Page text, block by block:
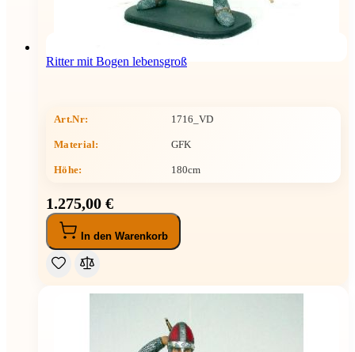
Ritter mit Bogen lebensgroß
Art.Nr: 1716_VD
Material: GFK
Höhe: 180cm
1.275,00 €
In den Warenkorb